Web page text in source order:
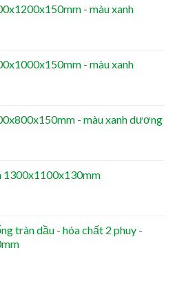
- màu xanh
- màu xanh
- màu xanh dương
1300x1100x130mm
tràn dầu - hóa chất 2 phuy -